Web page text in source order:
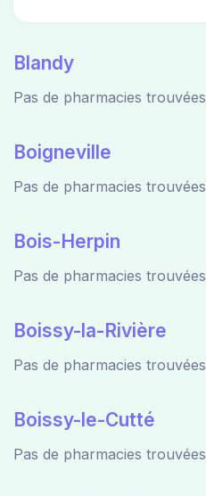
Blandy
Pas de pharmacies trouvées
Boigneville
Pas de pharmacies trouvées
Bois-Herpin
Pas de pharmacies trouvées
Boissy-la-Rivière
Pas de pharmacies trouvées
Boissy-le-Cutté
Pas de pharmacies trouvées